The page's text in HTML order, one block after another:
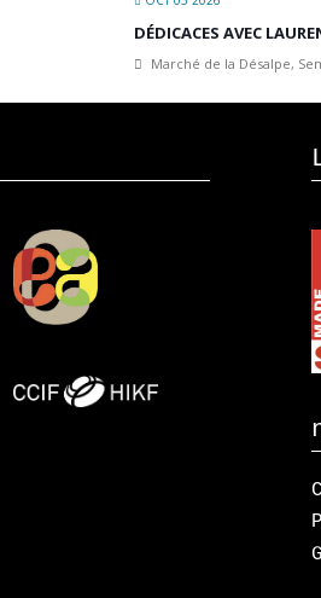
DÉDICACES AVEC
Marché de la Désalpe,